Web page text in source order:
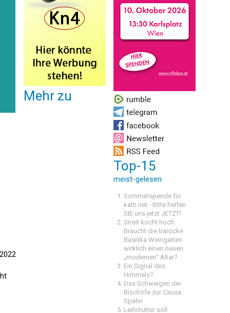
Mehr zu
Top-15
meist-gelesen
Sommerspende für
kath.net - Bitte helfen
SIE uns jetzt JETZT!
Streit kocht hoch:
Braucht die barocke
Basilika Weingarten
wirklich einen neuen
„modernen“ Altar?
Ein Signal des
Himmels?
Das Schweigen der
Bischöfe zur Causa
Spahn
Leihmutter soll